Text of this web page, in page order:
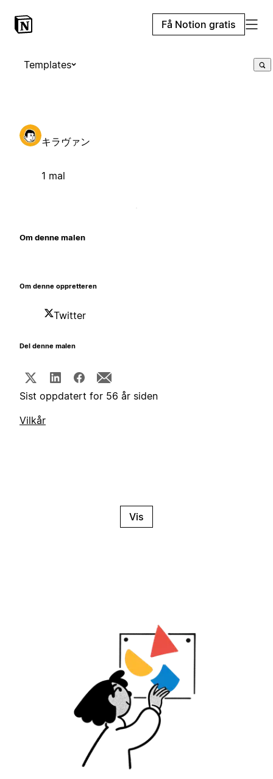
Få Notion gratis
Templates
キラヴァン
1 mal
Om denne malen
Om denne oppretteren
Twitter
Del denne malen
Sist oppdatert for 56 år siden
Vilkår
Vis